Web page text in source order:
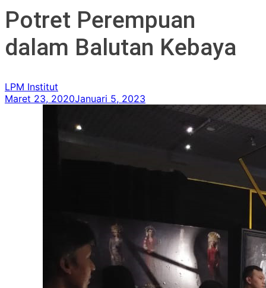
Potret Perempuan
dalam Balutan Kebaya
LPM Institut
Maret 23, 2020Januari 5, 2023